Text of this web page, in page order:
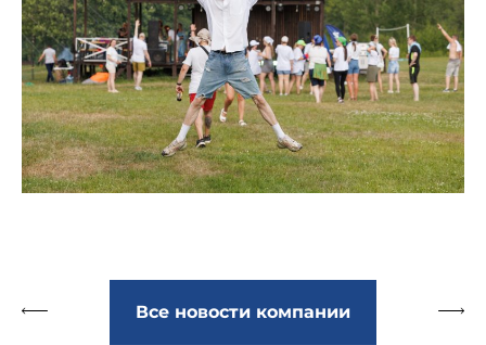
Все новости компании